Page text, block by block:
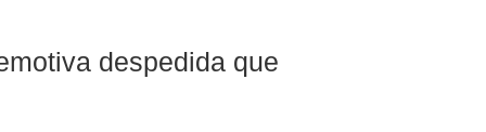
despedida que